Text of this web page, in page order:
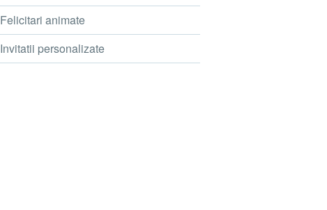
Felicitari animate
Invitatii personalizate